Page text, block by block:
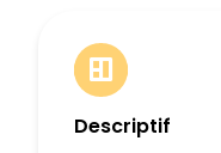
Descriptif